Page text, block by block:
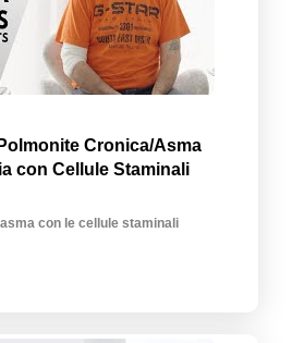
Cronica/Asma
con Cellule Staminali
con le cellule staminali